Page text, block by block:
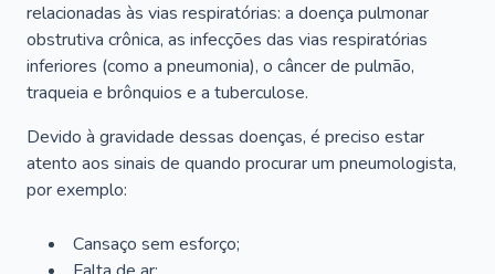
relacionadas às vias respiratórias: a doença pulmonar
obstrutiva crônica, as infecções das vias respiratórias
inferiores (como a pneumonia), o câncer de pulmão,
traqueia e brônquios e a tuberculose.
Devido à gravidade dessas doenças, é preciso estar
atento aos sinais de quando procurar um pneumologista,
por exemplo:
Cansaço sem esforço;